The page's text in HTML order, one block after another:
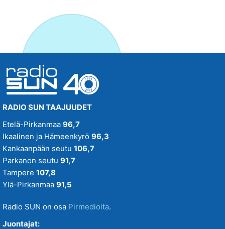
RADIO SUN TAAJUUDET
Etelä-Pirkanmaa 96,7
Ikaalinen ja Hämeenkyrö 96,3
Kankaanpään seutu 106,7
Parkanon seutu 91,7
Tampere 107,8
Ylä-Pirkanmaa 91,5
Radio SUN on osa Pirmedioita.
Juontajat: